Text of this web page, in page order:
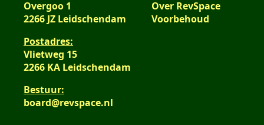
Overgoo 1
2266 JZ Leidschendam
Postadres:
Vlietweg 15
2266 KA Leidschendam
Bestuur:
board@revspace.nl
Over RevSpace
Voorbehoud